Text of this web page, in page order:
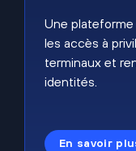
Une
les accès à
terminaux et
identités.
En savoir